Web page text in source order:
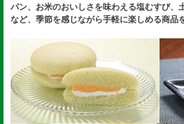
パン、お米のおいしさを味わえる塩むすび、
など、季節を感じながら手軽に楽しめる商品